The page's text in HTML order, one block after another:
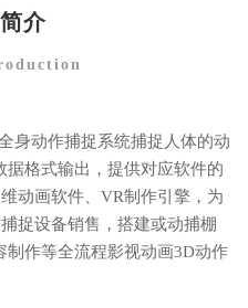
介
身动作捕捉系统捕捉人体的动
据格式输出，提供对应软件的
动画软件、VR制作引擎，为
捉设备销售，搭建或动捕棚
制作等全流程影视动画3D动作